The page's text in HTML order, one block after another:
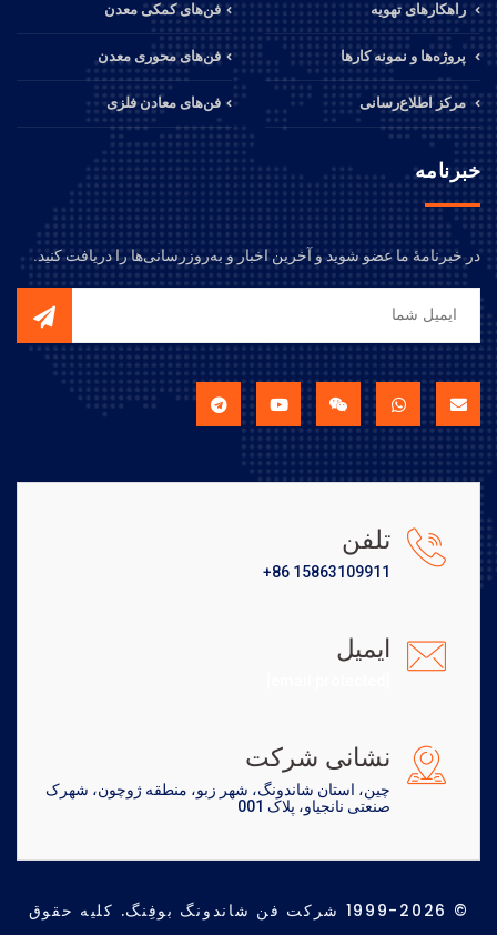
راهکارهای تهویه
پروژه‌ها و نمونه کارها
مرکز اطلاع‌رسانی
فن‌های کمکی معدن
فن‌های محوری معدن
فن‌های معادن فلزی
خبرنامه
در خبرنامهٔ ما عضو شوید و آخرین اخبار و به‌روزرسانی‌ها را دریافت کنید.
تلفن
+86 15863109911
ایمیل
نشانی شرکت
چین، استان شاندونگ، شهر زبو، منطقه ژوچون، شهرک
صنعتی نانجیاو، پلاک 001
© 1999-2026 شرکت فن شاندونگ بوفِنگ. کلیه حقوق